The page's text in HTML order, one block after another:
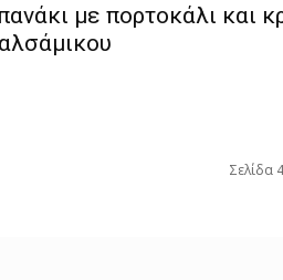
με πορτοκάλι και
Σελίδα